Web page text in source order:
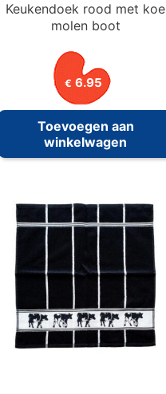
Keukendoek rood met koe
molen boot
€ 6.95
Toevoegen aan
winkelwagen